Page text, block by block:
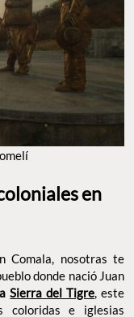
en
Comala, nosotras te
donde nació Juan
Sierra del Tigre, este
coloridas e iglesias